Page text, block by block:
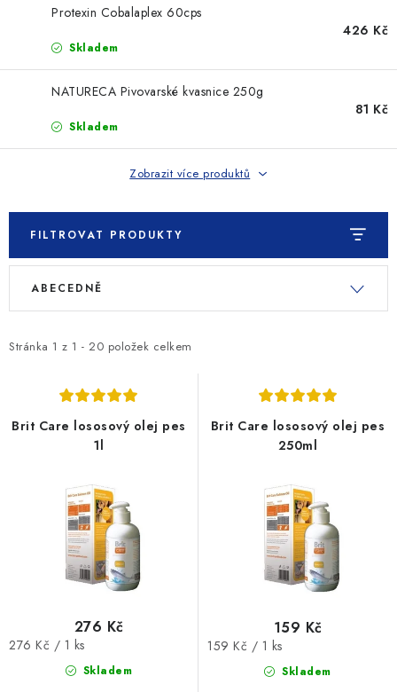
KRÁLÍCI/HLODAVCI/PTÁCI
SLEVY
ZNAČKY
Ceník dopravy Kontakty
Obchodní podmínky
Podmínky ochrany osobních údajů
Protexin Cobalaplex 60cps
Skladem
426 Kč
NATURECA Pivovarské kvasnice 250g
Skladem
81 Kč
Zobrazit více produktů
FILTROVAT PRODUKTY
V
i
r
Stránka 1 z 1 - 20 položek celkem
Ř
e
p
ABECEDNĚ
Brit Care lososový olej pes
1l
Skladem
276 Kč
Měrná
276 Kč / 1 ks
Brit Care lososový olej pes
250ml
Skladem
159 Kč
Měrná
159 Kč / 1 ks